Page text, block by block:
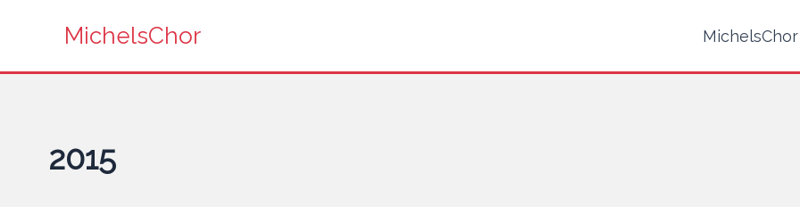
MichelsChor MichelsChor
2015